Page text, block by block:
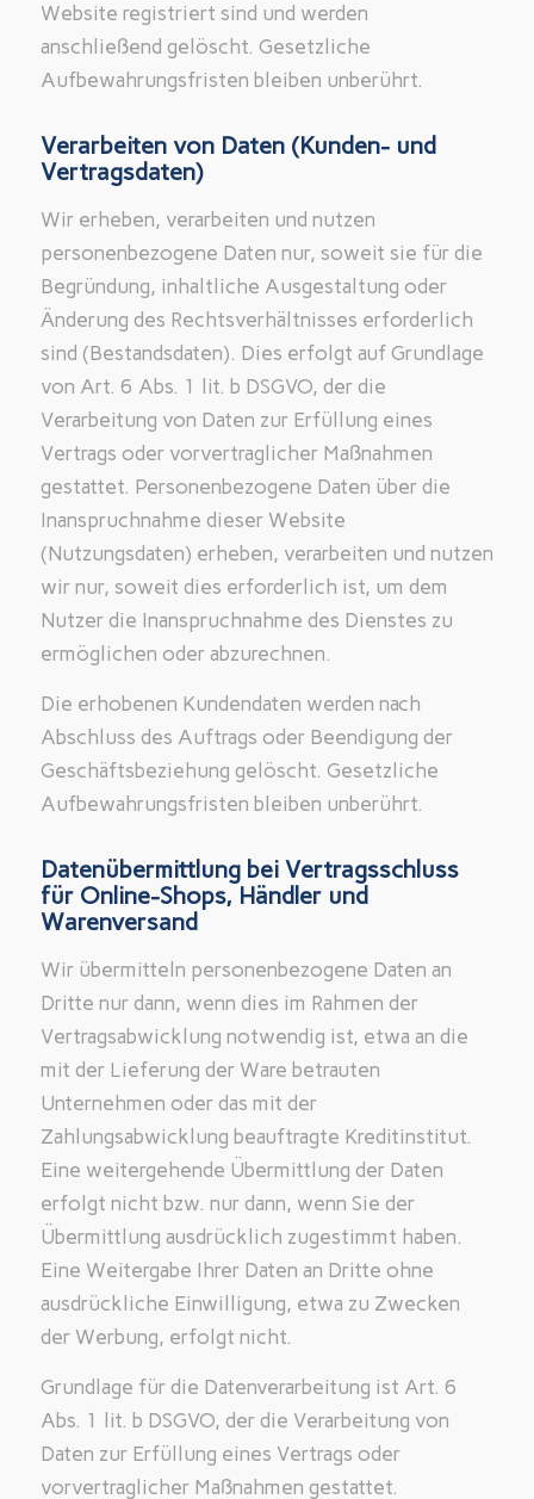
Website registriert sind und werden
anschließend gelöscht. Gesetzliche
Aufbewahrungsfristen bleiben unberührt.
Verarbeiten von Daten (Kunden- und
Vertragsdaten)
Wir erheben, verarbeiten und nutzen
personenbezogene Daten nur, soweit sie für die
Begründung, inhaltliche Ausgestaltung oder
Änderung des Rechtsverhältnisses erforderlich
sind (Bestandsdaten). Dies erfolgt auf Grundlage
von Art. 6 Abs. 1 lit. b DSGVO, der die
Verarbeitung von Daten zur Erfüllung eines
Vertrags oder vorvertraglicher Maßnahmen
gestattet. Personenbezogene Daten über die
Inanspruchnahme dieser Website
(Nutzungsdaten) erheben, verarbeiten und nutzen
wir nur, soweit dies erforderlich ist, um dem
Nutzer die Inanspruchnahme des Dienstes zu
ermöglichen oder abzurechnen.
Die erhobenen Kundendaten werden nach
Abschluss des Auftrags oder Beendigung der
Geschäftsbeziehung gelöscht. Gesetzliche
Aufbewahrungsfristen bleiben unberührt.
Datenübermittlung bei Vertragsschluss
für Online-Shops, Händler und
Warenversand
Wir übermitteln personenbezogene Daten an
Dritte nur dann, wenn dies im Rahmen der
Vertragsabwicklung notwendig ist, etwa an die
mit der Lieferung der Ware betrauten
Unternehmen oder das mit der
Zahlungsabwicklung beauftragte Kreditinstitut.
Eine weitergehende Übermittlung der Daten
erfolgt nicht bzw. nur dann, wenn Sie der
Übermittlung ausdrücklich zugestimmt haben.
Eine Weitergabe Ihrer Daten an Dritte ohne
ausdrückliche Einwilligung, etwa zu Zwecken
der Werbung, erfolgt nicht.
Grundlage für die Datenverarbeitung ist Art. 6
Abs. 1 lit. b DSGVO, der die Verarbeitung von
Daten zur Erfüllung eines Vertrags oder
vorvertraglicher Maßnahmen gestattet.